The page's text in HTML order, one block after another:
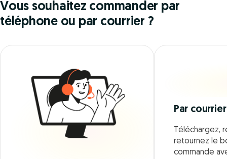
Vous souhaitez commander par
téléphone ou par courrier ?
Par courrier
Téléchargez,
retournez le
commande